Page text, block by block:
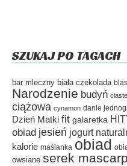
SZUKAJ PO TAGACH
bar mleczny biała czekolada
Narodzenie budyń
ciążowa cynamon danie
Dzień Matki fit galaretka
obiad jesień jogurt
kalorie maślanka obiad
owsiane serek